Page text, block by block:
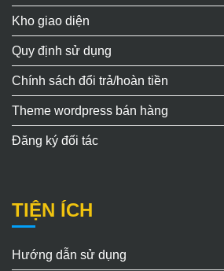
Kho giao diện
Quy định sử dụng
Chính sách đổi trả/hoàn tiền
Theme wordpress bán hàng
Đăng ký đối tác
TIỆN ÍCH
Hướng dẫn sử dụng